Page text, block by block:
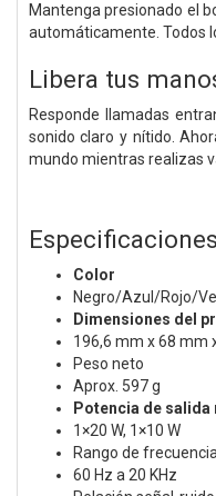
Mantenga presionado el
automáticamente. Todos
Libera tus
Responde llamadas
sonido claro y nítido.
mundo mientras realizas
Color
Negro/Azul/Rojo/
Dimensiones del
196,6 mm x 68 mm
Peso neto
Aprox. 597 g
Potencia de salida
1×20 W, 1×10 W
Rango de
60 Hz a 20 KHz